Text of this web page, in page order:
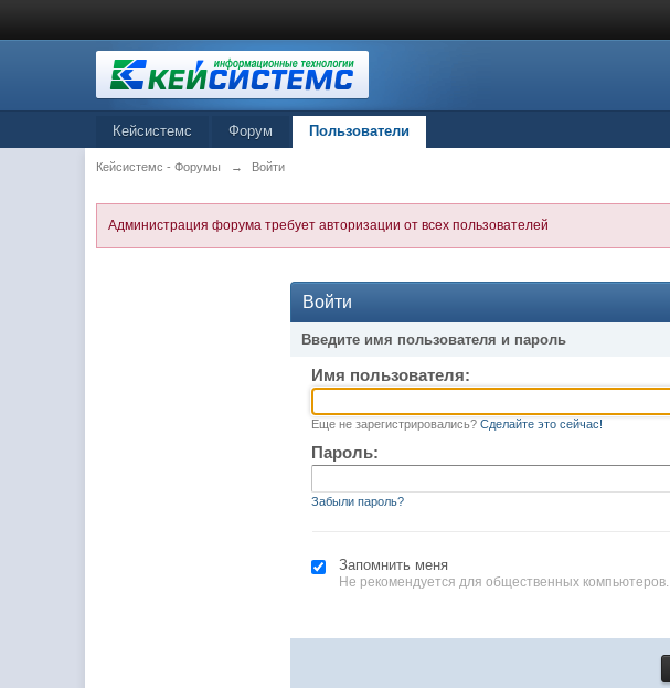
Кейсистемс Форум Пользователи
Кейсистемс - Форумы → Войти
Администрация форума требует авторизации от всех пользователей
Войти
Введите имя пользователя и пароль
Имя пользователя:
Еще не зарегистрировались? Сделайте это сейчас!
Пароль:
Забыли пароль?
Запомнить меня
Не рекомендуется для общественных компьютеров.